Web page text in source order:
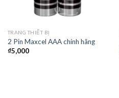
TRANG THIẾT BỊ
2 Pin Maxcel AAA chính hãng
₫5,000